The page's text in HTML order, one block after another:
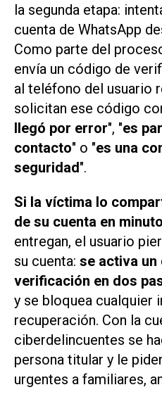
la segunda etapa:
cuenta de WhatsApp
Como parte del
envía un código de
al teléfono del usuario
solicitan ese código
llegó por error", "es
contacto" o "es una
seguridad".
Si la víctima lo
de su cuenta en
entregan, el usuario
su cuenta: se activa
verificación en dos
y se bloquea cualquier
recuperación. Con la
ciberdelincuentes se
persona titular y le
urgentes a familiares,